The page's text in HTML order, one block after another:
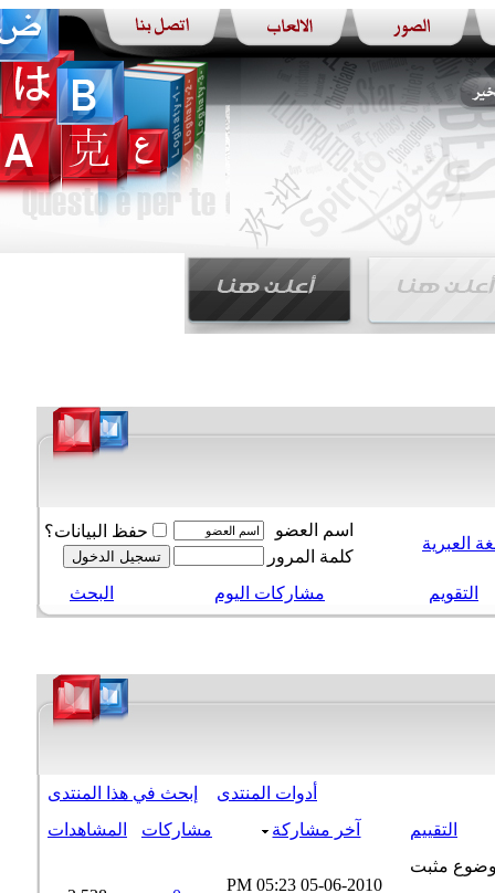
العبرية
اسم العضو
حفظ البيانات؟
كلمة المرور
التقويم
مشاركات اليوم البحث
أدوات المنتدى
إبحث في هذا المنتدى
التقييم
آخر مشاركة مشاركات المشاهدات
05-06-2010
05:23 PM